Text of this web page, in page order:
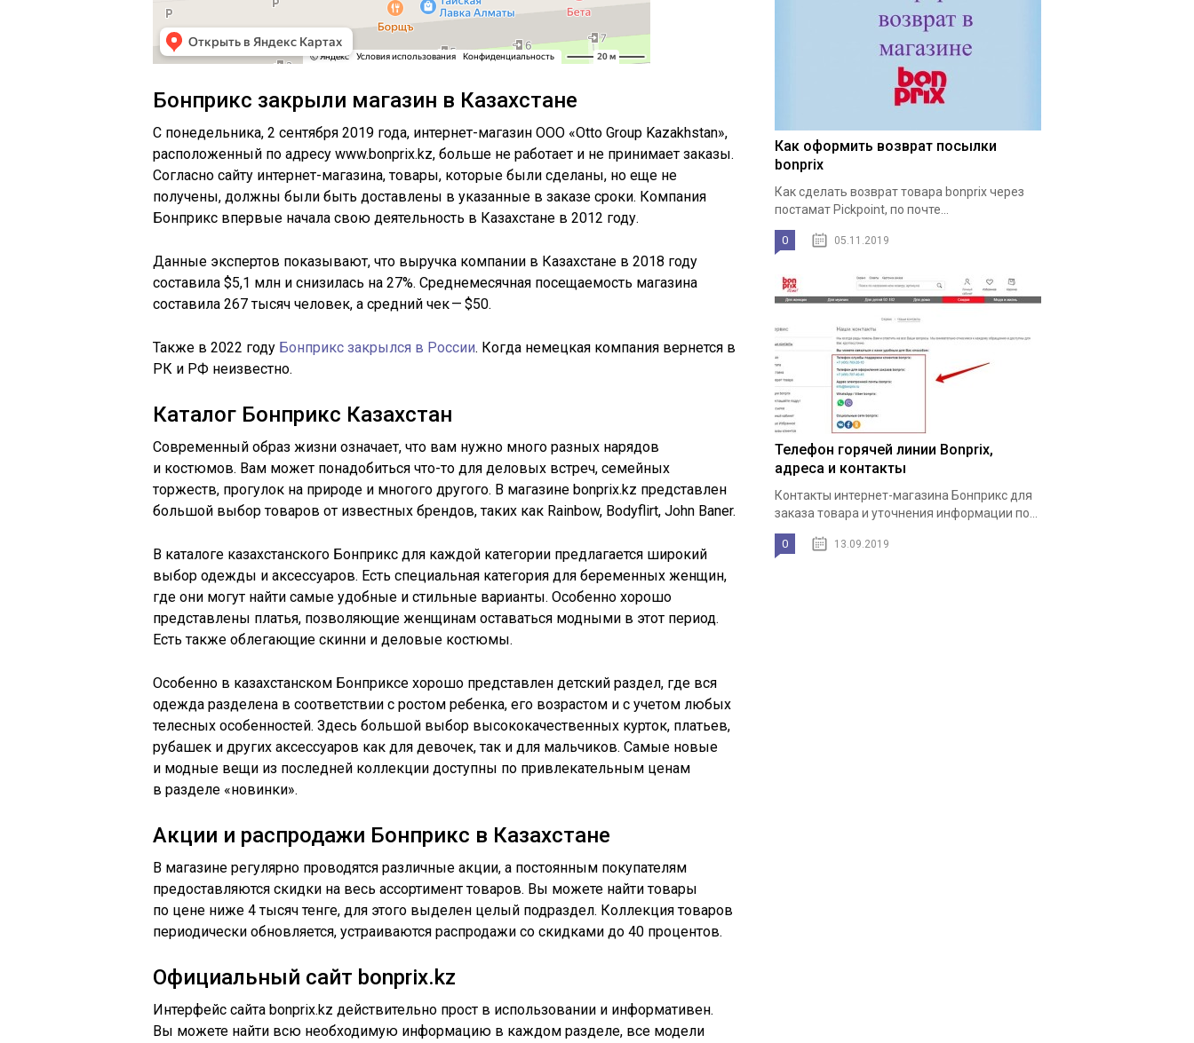
Бонприкс закрыли магазин в Казахстане
С понедельника, 2 сентября 2019 года, интернет-магазин ООО «Otto Group Kazakhstan»,
расположенный по адресу www.bonprix.kz, больше не работает и не принимает заказы.
Согласно сайту интернет-магазина, товары, которые были сделаны, но еще не
получены, должны были быть доставлены в указанные в заказе сроки. Компания
Бонприкс впервые начала свою деятельность в Казахстане в 2012 году.
Данные экспертов показывают, что выручка компании в Казахстане в 2018 году
составила $5,1 млн и снизилась на 27%. Среднемесячная посещаемость магазина
составила 267 тысяч человек, а средний чек — $50.
Также в 2022 году Бонприкс закрылся в России. Когда немецкая компания вернется в
РК и РФ неизвестно.
Каталог Бонприкс Казахстан
Современный образ жизни означает, что вам нужно много разных нарядов
и костюмов. Вам может понадобиться что-то для деловых встреч, семейных
торжеств, прогулок на природе и многого другого. В магазине bonprix.kz представлен
большой выбор товаров от известных брендов, таких как Rainbow, Bodyflirt, John Baner.
В каталоге казахстанского Бонприкс для каждой категории предлагается широкий
выбор одежды и аксессуаров. Есть специальная категория для беременных женщин,
где они могут найти самые удобные и стильные варианты. Особенно хорошо
представлены платья, позволяющие женщинам оставаться модными в этот период.
Есть также облегающие скинни и деловые костюмы.
Особенно в казахстанском Бонприксе хорошо представлен детский раздел, где вся
одежда разделена в соответствии с ростом ребенка, его возрастом и с учетом любых
телесных особенностей. Здесь большой выбор высококачественных курток, платьев,
рубашек и других аксессуаров как для девочек, так и для мальчиков. Самые новые
и модные вещи из последней коллекции доступны по привлекательным ценам
в разделе «новинки».
Акции и распродажи Бонприкс в Казахстане
В магазине регулярно проводятся различные акции, а постоянным покупателям
предоставляются скидки на весь ассортимент товаров. Вы можете найти товары
по цене ниже 4 тысяч тенге, для этого выделен целый подраздел. Коллекция товаров
периодически обновляется, устраиваются распродажи со скидками до 40 процентов.
Официальный сайт bonprix.kz
Интерфейс сайта bonprix.kz действительно прост в использовании и информативен.
Вы можете найти всю необходимую информацию в каждом разделе, все модели
Как оформить возврат посылки
bonprix
Как сделать возврат товара bonprix через
постамат Pickpoint, по почте...
0 05.11.2019
Телефон горячей линии Bonprix,
адреса и контакты
Контакты интернет-магазина Бонприкс для
заказа товара и уточнения информации по...
0 13.09.2019